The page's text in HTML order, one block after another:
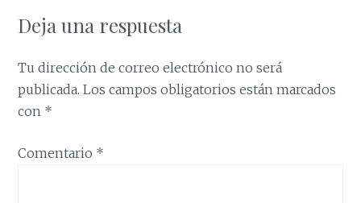
Deja una respuesta
Tu dirección de correo electrónico no será
publicada. Los campos obligatorios están marcados
con *
Comentario *